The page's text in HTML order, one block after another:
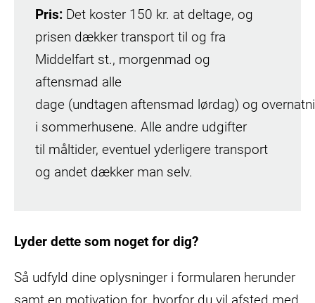
Pris: Det koster 150 kr. at deltage, og
prisen dækker transport til og fra
Middelfart st., morgenmad og
aftensmad alle
dage (undtagen aftensmad lørdag) og
i sommerhusene. Alle andre udgifter
til måltider, eventuel yderligere transport
og andet dækker man selv.
Lyder dette som noget for dig?
Så udfyld dine oplysninger i formularen herunder